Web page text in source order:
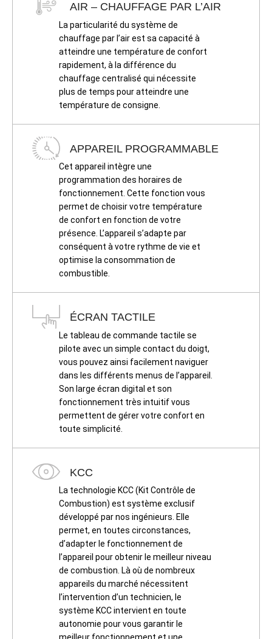
AIR – CHAUFFAGE PAR L’AIR
La particularité du système de
chauffage par l’air est sa capacité à
atteindre une température de confort
rapidement, à la différence du
chauffage centralisé qui nécessite
plus de temps pour atteindre une
température de consigne.
APPAREIL PROGRAMMABLE
Cet appareil intègre une
programmation des horaires de
fonctionnement. Cette fonction vous
permet de choisir votre température
de confort en fonction de votre
présence. L’appareil s’adapte par
conséquent à votre rythme de vie et
optimise la consommation de
combustible.
ÉCRAN TACTILE
Le tableau de commande tactile se
pilote avec un simple contact du doigt,
vous pouvez ainsi facilement naviguer
dans les différents menus de l’appareil.
Son large écran digital et son
fonctionnement très intuitif vous
permettent de gérer votre confort en
toute simplicité.
KCC
La technologie KCC (Kit Contrôle de
Combustion) est système exclusif
développé par nos ingénieurs. Elle
permet, en toutes circonstances,
d’adapter le fonctionnement de
l’appareil pour obtenir le meilleur niveau
de combustion. Là où de nombreux
appareils du marché nécessitent
l’intervention d’un technicien, le
système KCC intervient en toute
autonomie pour vous garantir le